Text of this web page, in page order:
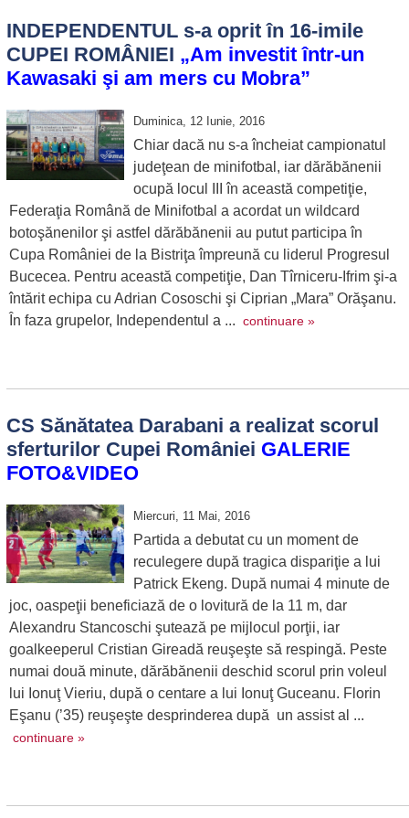
INDEPENDENTUL s-a oprit în 16-imile
CUPEI ROMÂNIEI „Am investit într-un
Kawasaki şi am mers cu Mobra”
Duminica, 12 Iunie, 2016
Chiar dacă nu s-a încheiat campionatul
judeţean de minifotbal, iar dărăbănenii
ocupă locul III în această competiţie,
Federaţia Română de Minifotbal a acordat un wildcard
botoşănenilor şi astfel dărăbănenii au putut participa în
Cupa României de la Bistriţa împreună cu liderul Progresul
Bucecea. Pentru această competiţie, Dan Tîrniceru-Ifrim şi-a
întărit echipa cu Adrian Cososchi şi Ciprian „Mara” Orăşanu.
În faza grupelor, Independentul a ... continuare »
CS Sănătatea Darabani a realizat scorul
sferturilor Cupei României GALERIE
FOTO&VIDEO
Miercuri, 11 Mai, 2016
Partida a debutat cu un moment de
reculegere după tragica dispariţie a lui
Patrick Ekeng. După numai 4 minute de
joc, oaspeţii beneficiază de o lovitură de la 11 m, dar
Alexandru Stancoschi şutează pe mijlocul porţii, iar
goalkeeperul Cristian Gireadă reuşeşte să respingă. Peste
numai două minute, dărăbănenii deschid scorul prin voleul
lui Ionuţ Vieriu, după o centare a lui Ionuţ Guceanu. Florin
Eşanu (’35) reuşeşte desprinderea după un assist al ...
continuare »